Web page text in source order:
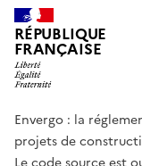
RÉPUBLIQUE
FRANÇAISE
Envergo : la
projets de